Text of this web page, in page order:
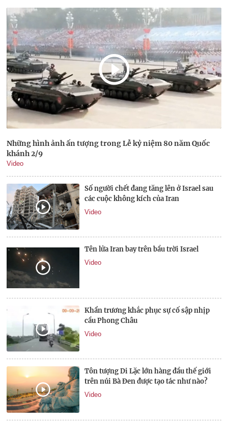
Những hình ảnh ấn tượng trong Lễ kỷ niệm 80 năm Quốc
khánh 2/9
Video
Số người chết đang tăng lên ở Israel sau
các cuộc không kích của Iran
Video
Tên lửa Iran bay trên bầu trời Israel
Video
Khẩn trương khắc phục sự cố sập nhịp
cầu Phong Châu
Video
Tôn tượng Di Lặc lớn hàng đầu thế giới
trên núi Bà Đen được tạo tác như nào?
Video